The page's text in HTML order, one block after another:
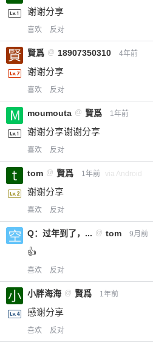
谢谢分享
喜欢 反对
賢爲 @ 18907350310 4年前
谢谢分享
喜欢 反对
moumouta @ 賢爲 1年前
谢谢分享谢谢分享
喜欢 反对
tom @ 賢爲 1年前 via Android
谢谢分享
喜欢 反对
Q：过年到了，... @ tom 9月前
👍
喜欢 反对
小胖海海 @ 賢爲 1年前
感谢分享
喜欢 反对